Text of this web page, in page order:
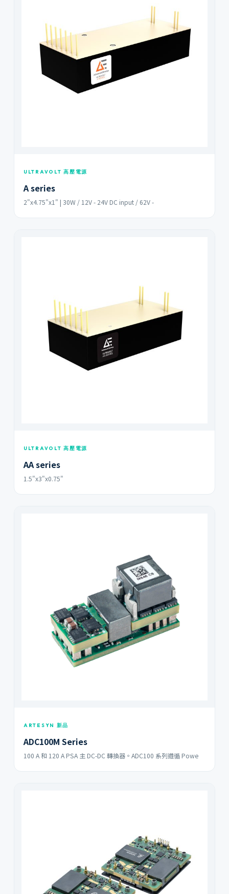
ULTRAVOLT 高壓電源
A series
2"x4.75"x1" | 30W / 12V - 24V DC input / 62V -
ULTRAVOLT 高壓電源
AA series
1.5"x3"x0.75"
ARTESYN 新品
ADC100M Series
100 A 和 120 A PSA 主 DC-DC 轉換器。ADC100 系列遵循 Powe